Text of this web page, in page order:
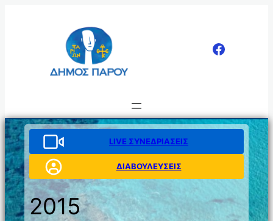
LIVE ΣΥΝΕΔΡΙΑΣΕΙΣ
ΔΙΑΒΟΥΛΕΥΣΕΙΣ
2015